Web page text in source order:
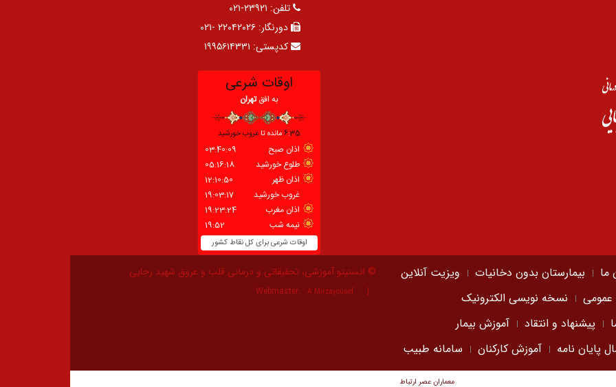
تلفن: ۲۳۹۲۱-۰۲۱
دورنگار: ۲۲۰۴۲۰۲۶ -۰۲۱
کدپستی: ۱۹۹۵۶۱۴۳۳۱
ما بیمارستان بدون دخانیات
ویزیت آنلاین
عمومی
نسخه نویسی الکترونیک
پیشنهاد و انتقاد
آموزش بیمار
پایان نامه آموزش کارکنان سامانه طبیب
© انستیتو آموزشی، تحقیقاتی و درمانی قلب و عروق شهید رجایی
Webmaster: A.Mirzayousef
معماران عصر‌ ارتباط